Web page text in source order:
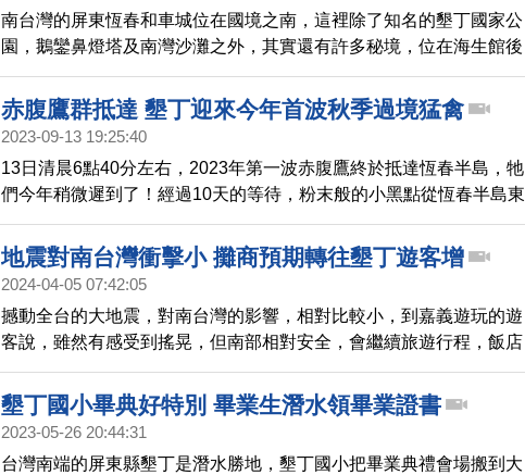
南台灣的屏東恆春和車城位在國境之南，這裡除了知名的墾丁國家公
園，鵝鑾鼻燈塔及南灣沙灘之外，其實還有許多秘境，位在海生館後
方的後灣就是許多人喜歡去的地方，這裡的潮間帶及夕陽美景，常有
許多驚奇可探尋，透過鏡頭一起欣賞。
赤腹鷹群抵達 墾丁迎來今年首波秋季過境猛禽
2023-09-13 19:25:40
13日清晨6點40分左右，2023年第一波赤腹鷹終於抵達恆春半島，牠
們今年稍微遲到了！經過10天的等待，粉末般的小黑點從恆春半島東
側被曙光映照成藍紫色的海面上揚起，緩緩往東南方移動，最後消失
在鵝鑾鼻上方籠罩的水氣之中。
地震對南台灣衝擊小 攤商預期轉往墾丁遊客增
2024-04-05 07:42:05
撼動全台的大地震，對南台灣的影響，相對比較小，到嘉義遊玩的遊
客說，雖然有感受到搖晃，但南部相對安全，會繼續旅遊行程，飯店
退訂只有零星個案。在更南端的屏東墾丁，攤商準備好迎接台灣音樂
祭活動的人潮，並預期轉往墾丁的遊客可能會更多。
墾丁國小畢典好特別 畢業生潛水領畢業證書
2023-05-26 20:44:31
台灣南端的屏東縣墾丁是潛水勝地，墾丁國小把畢業典禮會場搬到大